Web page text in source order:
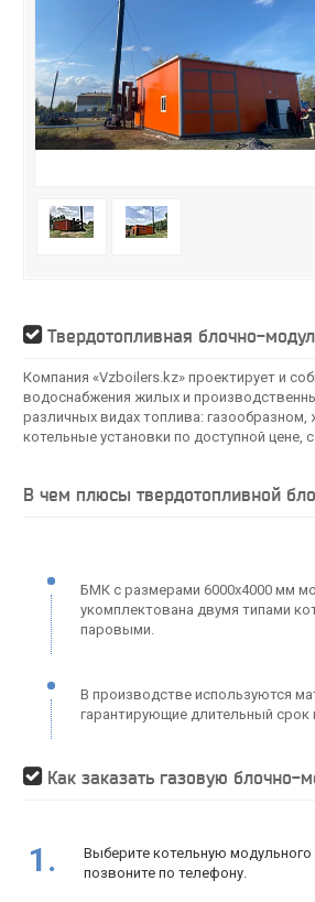
Твердотопливная блочно-
Компания «Vzboilers.kz» проектирует и
водоснабжения жилых и
различных видах топлива:
котельные установки по доступной цене,
В чем плюсы твердотопливной
БМК с размерами 6000х4000 мм
укомплектована двумя типами
паровыми.
В производстве используются
гарантирующие длительный срок
Как заказать газовую блочно-
1.
Выберите котельную модульного
позвоните по телефону.